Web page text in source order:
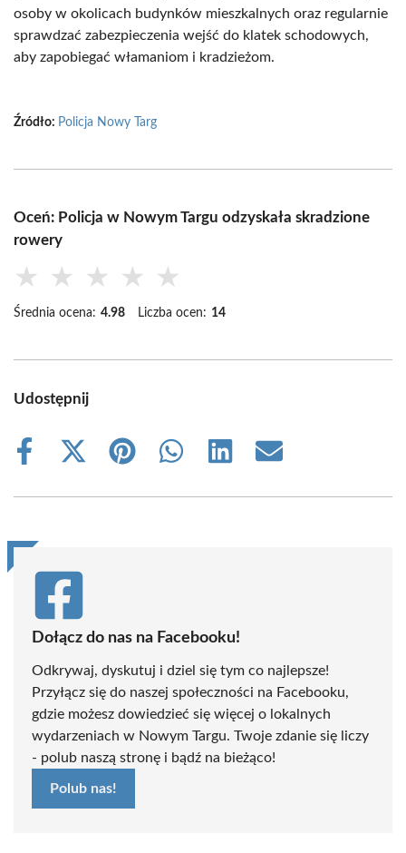
osoby w okolicach budynków mieszkalnych oraz regularnie
sprawdzać zabezpieczenia wejść do klatek schodowych,
aby zapobiegać włamaniom i kradzieżom.
Źródło: Policja Nowy Targ
Oceń: Policja w Nowym Targu odzyskała skradzione
rowery
★ ★ ★ ★ ★
Średnia ocena: 4.98 Liczba ocen: 14
Udostępnij
Share
Share
(Twitter)
Share
Share
Share
Share
Dołącz do nas na Facebooku!
Odkrywaj, dyskutuj i dziel się tym co najlepsze!
Przyłącz się do naszej społeczności na Facebooku,
gdzie możesz dowiedzieć się więcej o lokalnych
wydarzeniach w Nowym Targu. Twoje zdanie się liczy
- polub naszą stronę i bądź na bieżąco!
Polub nas!